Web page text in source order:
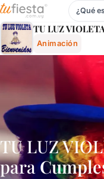
Tu Luz Violeta -
¿Qué
TU LUZ
Animación
TU LUZ
para